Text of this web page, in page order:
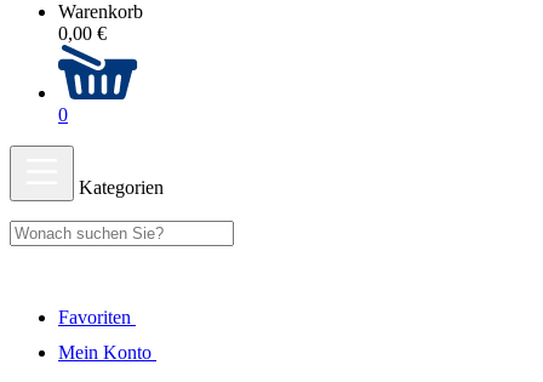
Warenkorb
0,00 €
0
Kategorien
Favoriten
Mein Konto